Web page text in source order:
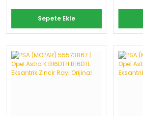
Sepete Ekle